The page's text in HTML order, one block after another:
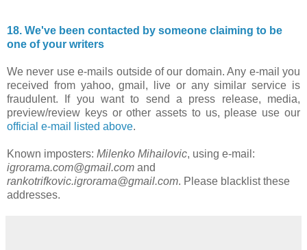
18. We've been contacted by someone claiming to be
one of your writers
We never use e-mails outside of our domain. Any e-mail you
received from yahoo, gmail, live or any similar service is
fraudulent. If you want to send a press release, media,
preview/review keys or other assets to us, please use our
official e-mail listed above.
Known imposters: Milenko Mihailovic, using e-mail:
igrorama.com@gmail.com and
rankotrifkovic.igrorama@gmail.com. Please blacklist these
addresses.